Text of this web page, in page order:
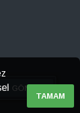
GÖNDER
TAMAM